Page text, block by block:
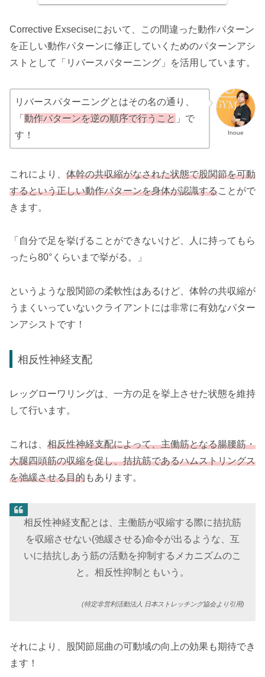
Corrective Exseciseにおいて、この間違った動作パターン
を正しい動作パターンに修正していくためのパターンアシ
ストとして「リバースパターニング」を活用しています。
Inoue
リバースパターニングとはその名の通り、
「 動作パターンを逆の順序で行うこと 」で
す！
これにより、 体幹の共収縮がなされた状態で股関節を可動
するという正しい動作パターンを身体が認識することがで
きます。
「自分で足を挙げることができないけど、人に持ってもら
ったら80°くらいまで挙がる。」
というような股関節の柔軟性はあるけど、体幹の共収縮が
うまくいっていないクライアントには非常に有効なパター
ンアシストです！
相反性神経支配
レッグローワリングは、一方の足を挙上させた状態を維持
して行います。
これは、 相反性神経支配によって、主働筋となる腸腰筋・
大腿四頭筋の収縮を促し、拮抗筋であるハムストリングス
を弛緩させる目的もあります。
相反性神経支配とは、主働筋が収縮する際に拮抗筋
を収縮させない(弛緩させる)命令が出るような、互
いに拮抗しあう筋の活動を抑制するメカニズムのこ
と。相反性抑制ともいう。
(特定非営利活動法人 日本ストレッチング協会より引用)
それにより、股関節屈曲の可動域の向上の効果も期待でき
ます！